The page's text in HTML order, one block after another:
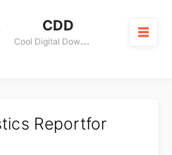
CDD
C
ool Digital Download
Reportfor